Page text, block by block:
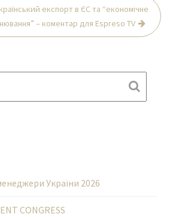
експорт в ЄС та “економічне
– коментар для Espreso TV
України 2026
CONGRESS